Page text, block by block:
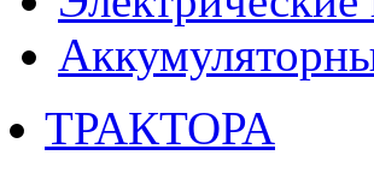
ТРАКТОРА